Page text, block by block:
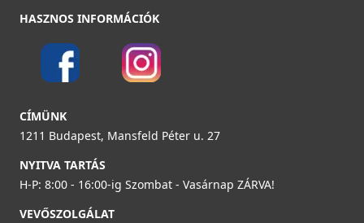
ELLECI - Csaptelep Indo Cromato inox - Kifutó termék!
MIKINDCR
59 890 Ft
119 990 Ft
ELLECI - Gyümölcsmosó kosár műanyag 418 Fekete
AVP035BK
19 990 Ft
HASZNOS INFORMÁCIÓK
CÍMÜNK
1211 Budapest, Mansfeld Péter u. 27
NYITVA TARTÁS
H-P: 8:00 - 16:00-ig Szombat - Vasárnap ZÁRVA!
VEVŐSZOLGÁLAT